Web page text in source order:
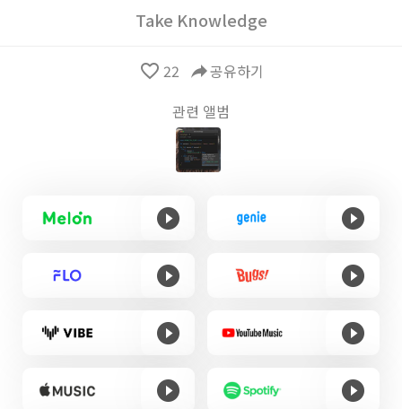
Take Knowledge
favorite_border 22 reply공유하기
관련 앨범